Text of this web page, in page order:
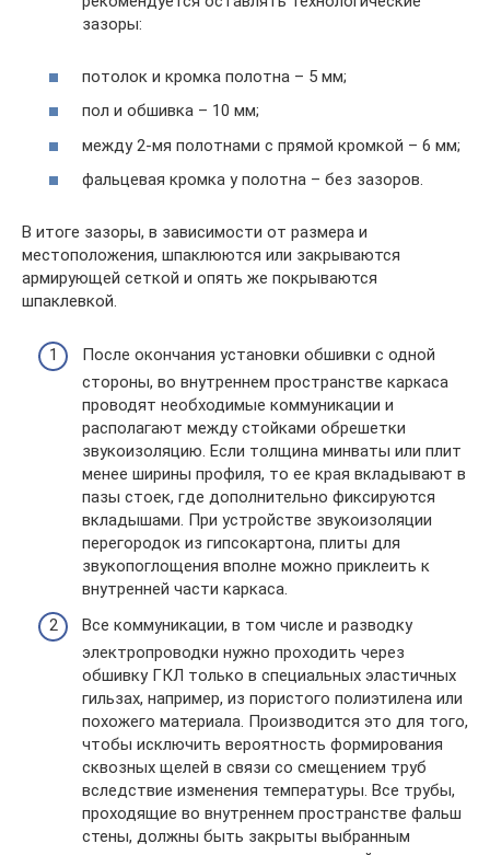
зазоры:
потолок и кромка полотна – 5 мм;
пол и обшивка – 10 мм;
между 2-мя полотнами с прямой кромкой – 6 мм;
фальцевая кромка у полотна – без зазоров.
В итоге зазоры, в зависимости от размера и
местоположения, шпаклюются или закрываются
армирующей сеткой и опять же покрываются
шпаклевкой.
После окончания установки обшивки с одной
стороны, во внутреннем пространстве каркаса
проводят необходимые коммуникации и
располагают между стойками обрешетки
звукоизоляцию. Если толщина минваты или плит
менее ширины профиля, то ее края вкладывают в
пазы стоек, где дополнительно фиксируются
вкладышами. При устройстве звукоизоляции
перегородок из гипсокартона, плиты для
звукопоглощения вполне можно приклеить к
внутренней части каркаса.
Все коммуникации, в том числе и разводку
электропроводки нужно проходить через
обшивку ГКЛ только в специальных эластичных
гильзах, например, из пористого полиэтилена или
похожего материала. Производится это для того,
чтобы исключить вероятность формирования
сквозных щелей в связи со смещением труб
вследствие изменения температуры. Все трубы,
проходящие во внутреннем пространстве фальш
стены, должны быть закрыты выбранным